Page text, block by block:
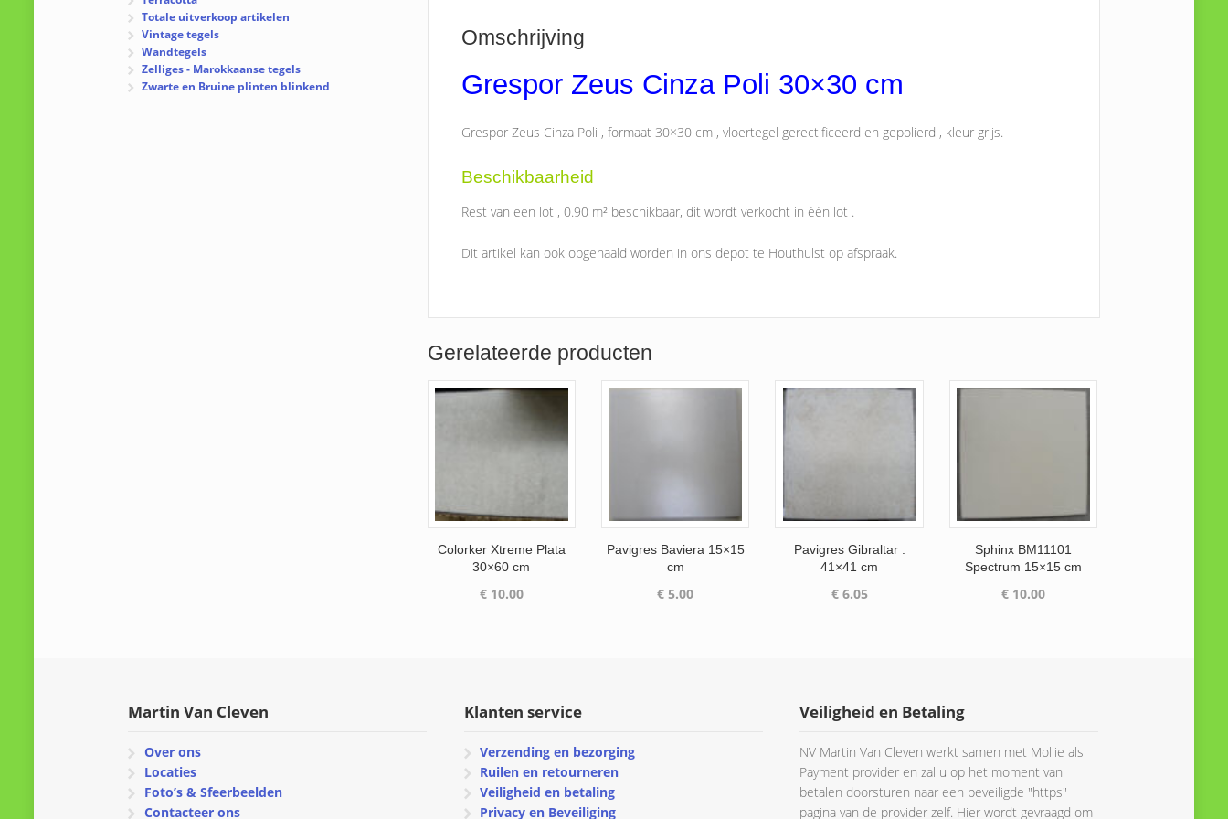
Omschrijving
Grespor Zeus Cinza Poli 30×30 cm
Grespor Zeus Cinza Poli , formaat 30×30 cm , vloertegel gerectificeerd en gepolierd , kleur grijs.
Beschikbaarheid
Rest van een lot , 0.90 m² beschikbaar, dit wordt verkocht in één lot .
Dit artikel kan ook opgehaald worden in ons depot te Houthulst op afspraak.
Gerelateerde producten
Colorker Xtreme Plata
30×60 cm
€10.00
Pavigres Baviera 15×15
cm
€ 5.00
Pavigres Gibraltar :
41×41 cm
€6.05
Sphinx BM11101
Spectrum 15×15 cm
€10.00
Totale uitverkoop artikelen
Vintage tegels
Wandtegels
Zelliges - Marokkaanse tegels
Zwarte en Bruine plinten blinkend
Martin Van Cleven
Over ons
Locaties
Foto’s & Sfeerbeelden
Contacteer ons
Klanten service
Verzending en bezorging
Ruilen en retourneren
Veiligheid en betaling
Privacy en Beveiliging
Veiligheid en Betaling
NV Martin Van Cleven werkt samen met Mollie als
Payment provider en zal u op het moment van
betalen doorsturen naar een beveiligde "https"
pagina van de provider zelf. Hier wordt gevraagd om